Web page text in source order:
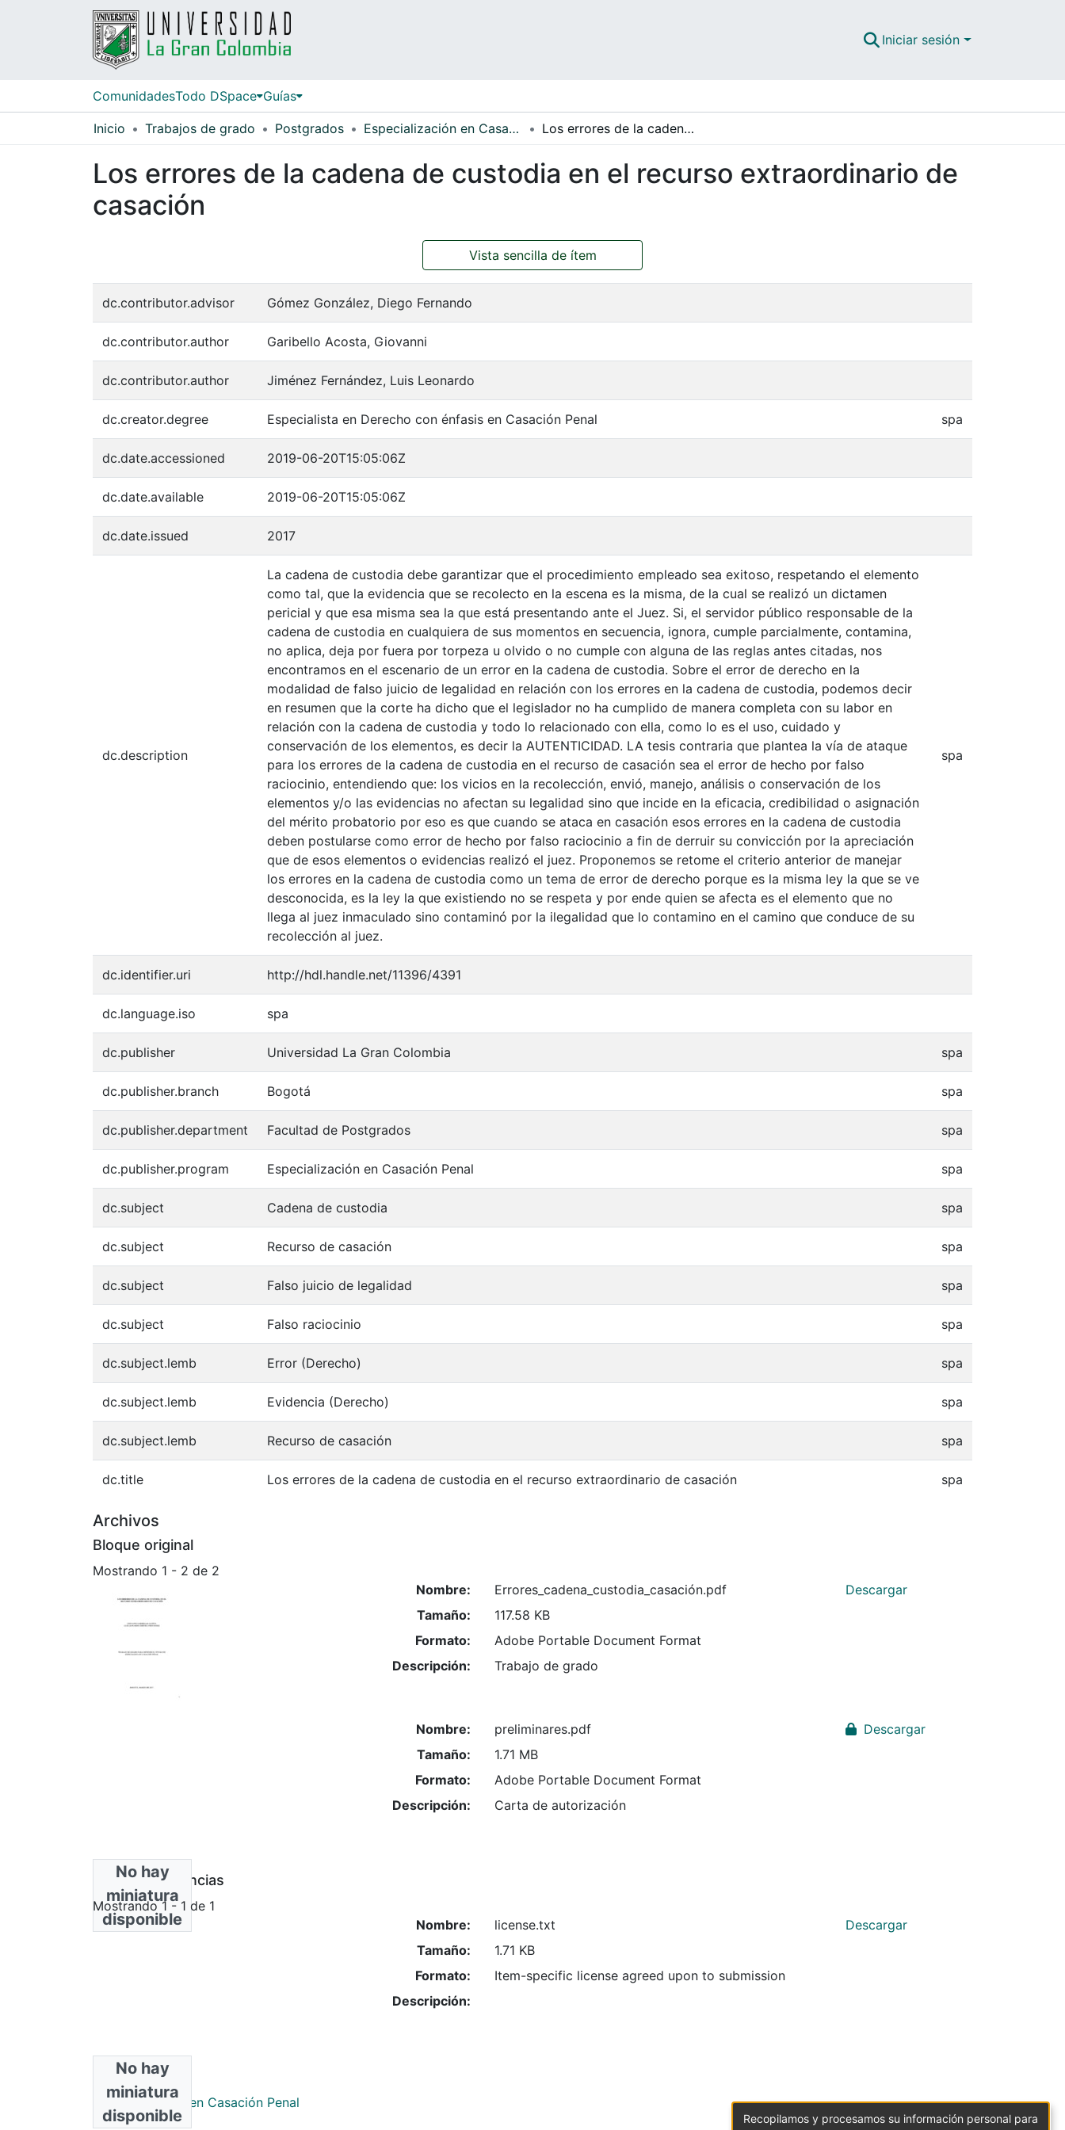
Iniciar sesión
ComunidadesTodo DSpace Guías
Inicio Trabajos de grado Postgrados Especialización en Casación Penal Los errores de la cadena de custodia en el recurso extraordinario de casación
Los errores de la cadena de custodia en el recurso extraordinario de
casación
Vista sencilla de ítem
dc.contributor.advisor Gómez González, Diego Fernando
dc.contributor.author Garibello Acosta, Giovanni
dc.contributor.author Jiménez Fernández, Luis Leonardo
dc.creator.degree Especialista en Derecho con énfasis en Casación Penal spa
dc.date.accessioned 2019-06-20T15:05:06Z
dc.date.available 2019-06-20T15:05:06Z
dc.date.issued 2017
dc.description
La cadena de custodia debe garantizar que el procedimiento empleado sea exitoso, respetando el elemento
como tal, que la evidencia que se recolecto en la escena es la misma, de la cual se realizó un dictamen
pericial y que esa misma sea la que está presentando ante el Juez. Si, el servidor público responsable de la
cadena de custodia en cualquiera de sus momentos en secuencia, ignora, cumple parcialmente, contamina,
no aplica, deja por fuera por torpeza u olvido o no cumple con alguna de las reglas antes citadas, nos
encontramos en el escenario de un error en la cadena de custodia. Sobre el error de derecho en la
modalidad de falso juicio de legalidad en relación con los errores en la cadena de custodia, podemos decir
en resumen que la corte ha dicho que el legislador no ha cumplido de manera completa con su labor en
relación con la cadena de custodia y todo lo relacionado con ella, como lo es el uso, cuidado y
conservación de los elementos, es decir la AUTENTICIDAD. LA tesis contraria que plantea la vía de ataque
para los errores de la cadena de custodia en el recurso de casación sea el error de hecho por falso
raciocinio, entendiendo que: los vicios en la recolección, envió, manejo, análisis o conservación de los
elementos y/o las evidencias no afectan su legalidad sino que incide en la eficacia, credibilidad o asignación
del mérito probatorio por eso es que cuando se ataca en casación esos errores en la cadena de custodia
deben postularse como error de hecho por falso raciocinio a fin de derruir su convicción por la apreciación
que de esos elementos o evidencias realizó el juez. Proponemos se retome el criterio anterior de manejar
los errores en la cadena de custodia como un tema de error de derecho porque es la misma ley la que se ve
desconocida, es la ley la que existiendo no se respeta y por ende quien se afecta es el elemento que no
llega al juez inmaculado sino contaminó por la ilegalidad que lo contamino en el camino que conduce de su
recolección al juez.
spa
dc.identifier.uri http://hdl.handle.net/11396/4391
dc.language.iso spa
dc.publisher Universidad La Gran Colombia spa
dc.publisher.branch Bogotá spa
dc.publisher.department Facultad de Postgrados spa
dc.publisher.program Especialización en Casación Penal spa
dc.subject Cadena de custodia spa
dc.subject Recurso de casación spa
dc.subject Falso juicio de legalidad spa
dc.subject Falso raciocinio spa
dc.subject.lemb Error (Derecho) spa
dc.subject.lemb Evidencia (Derecho) spa
dc.subject.lemb Recurso de casación spa
dc.title Los errores de la cadena de custodia en el recurso extraordinario de casación spa
Archivos
Bloque original
Mostrando 1 - 2 de 2
Nombre:
Errores_cadena_custodia_casación.pdf
Tamaño:
117.58 KB
Formato:
Adobe Portable Document Format
Descripción:
Trabajo de grado
Descargar
No hay
miniatura
disponible
Nombre:
preliminares.pdf
Tamaño:
1.71 MB
Formato:
Adobe Portable Document Format
Descripción:
Carta de autorización
Descargar
Bloque de licencias
Mostrando1 - 1 de 1
No hay
miniatura
disponible
Nombre:
license.txt
Tamaño:
1.71 KB
Formato:
Item-specific license agreed upon to submission
Descripción:
Descargar
Colecciones
Especialización en Casación Penal
Recopilamos y procesamos su información personal para